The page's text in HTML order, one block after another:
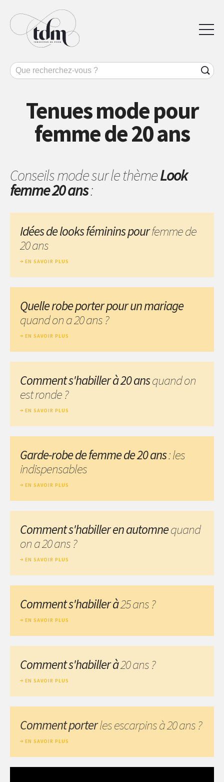
Tenues mode pour
femme de 20 ans
Conseils mode sur le thèmeLook
femme 20 ans:
Idées de looks féminins pourfemme de
20 ans
EN SAVOIR PLUS
Quelle robe porter pour un mariage
quand on a 20 ans ?
EN SAVOIR PLUS
Comment s'habiller à 20 ansquand on
est ronde ?
EN SAVOIR PLUS
Garde-robe de femme de 20 ans: les
indispensables
EN SAVOIR PLUS
Comment s'habiller en automnequand
on a 20 ans ?
EN SAVOIR PLUS
Comment s'habiller à25 ans ?
EN SAVOIR PLUS
Comment s'habiller à20 ans ?
EN SAVOIR PLUS
Comment porterles escarpins à 20 ans ?
EN SAVOIR PLUS